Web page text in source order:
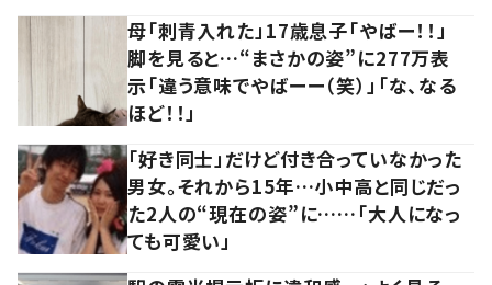
母「刺青入れた」17歳息子「やばー！！」
脚を見ると…“まさかの姿”に277万表
示「違う意味でやばーー（笑）」「な、なる
ほど！！」
「好き同士」だけど付き合っていなかった
男女。それから15年…小中高と同じだっ
た2人の“現在の姿”に……「大人になっ
ても可愛い」